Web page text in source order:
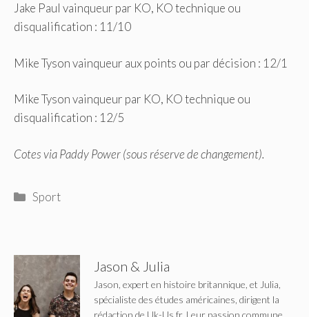
Jake Paul vainqueur par KO, KO technique ou
disqualification : 11/10
Mike Tyson vainqueur aux points ou par décision : 12/1
Mike Tyson vainqueur par KO, KO technique ou
disqualification : 12/5
Cotes via Paddy Power (sous réserve de changement).
Catégories
Sport
Jason & Julia
Jason, expert en histoire britannique, et Julia,
spécialiste des études américaines, dirigent la
rédaction de Uk-Us.fr. Leur passion commune